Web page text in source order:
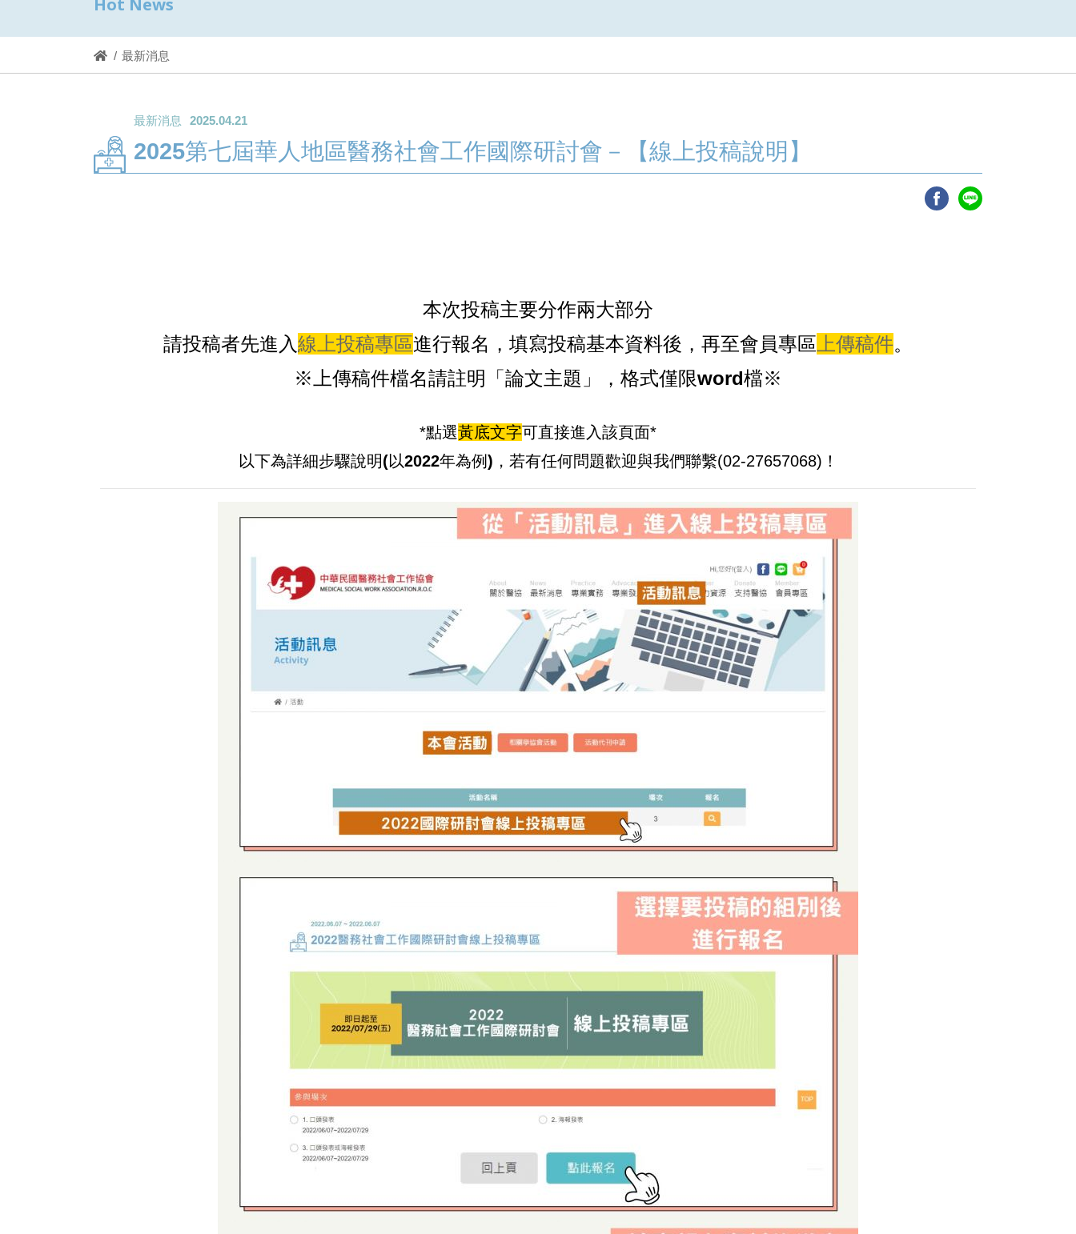
Hot News
最新消息
最新消息 2025.04.21
2025第七屆華人地區醫務社會工作國際研討會－【線上投稿說明】
本次投稿主要分作兩大部分
請投稿者先進入線上投稿專區進行報名，填寫投稿基本資料後，再至會員專區 上傳稿件。
※上傳稿件檔名請註明「論文主題」，格式僅限word檔※
*點選黃底文字可直接進入該頁面*
以下為詳細步驟說明(以2022年為例) ，若有任何問題歡迎與我們聯繫(02-27657068)！